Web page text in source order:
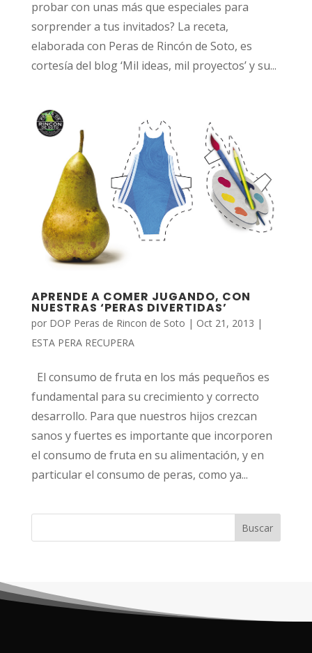
probar con unas más que especiales para
sorprender a tus invitados? La receta,
elaborada con Peras de Rincón de Soto, es
cortesía del blog ‘Mil ideas, mil proyectos’ y su...
APRENDE A COMER JUGANDO, CON
NUESTRAS ‘PERAS DIVERTIDAS’
por DOP Peras de Rincon de Soto | Oct 21, 2013 |
ESTA PERA RECUPERA
El consumo de fruta en los más pequeños es
fundamental para su crecimiento y correcto
desarrollo. Para que nuestros hijos crezcan
sanos y fuertes es importante que incorporen
el consumo de fruta en su alimentación, y en
particular el consumo de peras, como ya...
Buscar